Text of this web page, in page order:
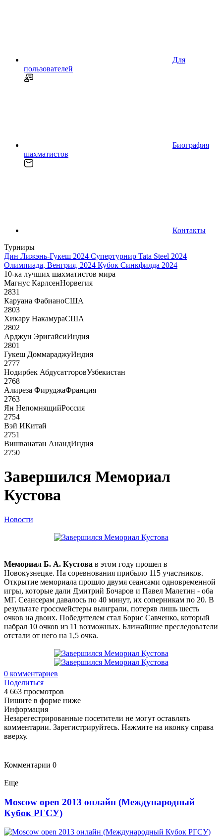
Для
пользователей
Биография
шахматистов
Контакты
Турниры
Дин Лижэнь-Гукеш 2024 Супертурнир Tata Steel 2024
Олимпиада, Венгрия, 2024 Кубок Синкфилда 2024
10-ка лучших шахматистов мира
Магнус КарлсенНорвегия
2831
Каруана ФабианоСША
2803
Хикару НакамураСША
2802
Арджун ЭригайсиИндия
2801
Гукеш ДоммараджуИндия
2777
Нодирбек АбдусатторовУзбекистан
2768
Алиреза ФируджаФранция
2763
Ян НепомнящийРоссия
2754
Вэй ИКитай
2751
Вишванатан АнандИндия
2750
Завершился Мемориал
Кустова
Новости
Мемориал Б. А. Кустова в этом году прошел в
Новокузнецке. На соревнования прибыло 115 участников.
Открытие мемориала прошло двумя сеансами одновременной
игры, которые дали Дмитрий Бочаров и Павел Малетин - оба
МГ. Сеансерам давалось по 40 минут, их соперникам по 20. В
результате гроссмейстеры выиграли, потеряв лишь шесть
очков на двоих. Победителем стал Борис Савченко, который
набрал 10 очков из 11 возможных. Ближайшие преследователи
отстали от него на 1,5 очка.
0 комментариев
Поделиться
4 663 просмотров
Пишите в форме ниже
Информация
Незарегестрированные посетители не могут оставлять
комментарии. Зарегистрируйтесь. Нажмите на иконку справа
вверху.
Комментарии 0
Еще
Moscow open 2013 онлайн (Международный
Кубок РГСУ)